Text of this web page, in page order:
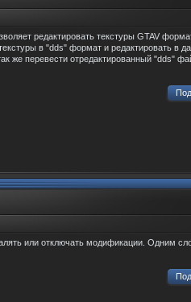
редактировать текстуры GTAV
в "dds" формат и редактировать в
же перевести отредактированный "dds"
или отключать модификации. Одним